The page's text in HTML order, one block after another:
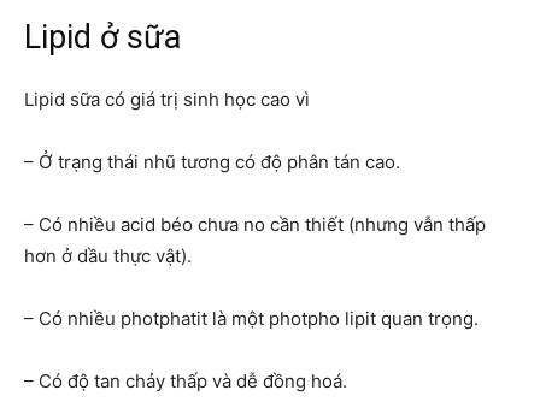
Lipid ở sữa
Lipid sữa có giá trị sinh học cao vì
– Ở trạng thái nhũ tương có độ phân tán cao.
– Có nhiều acid béo chưa no cần thiết (nhưng vẫn thấp
hơn ở dầu thực vật).
– Có nhiều photphatit là một photpho lipit quan trọng.
– Có độ tan chảy thấp và dễ đồng hoá.